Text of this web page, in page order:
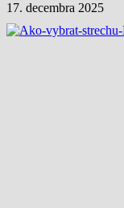
17. decembra 2025